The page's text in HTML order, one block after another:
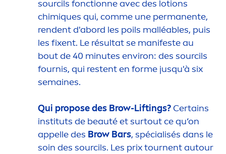
sourcils fonctionne avec des lotions
chimiques qui, comme une permanente,
rendent d'abord les poils malléables, puis
les fixent. Le résultat se manifeste au
bout de 40 minutes environ: des sourcils
fournis, qui restent en forme jusqu'à six
semaines.
Qui propose des Brow-Liftings? Certains
instituts de beauté et surtout ce qu‘on
appelle des Brow Bars, spécialisés dans le
soin des sourcils. Les prix tournent autour